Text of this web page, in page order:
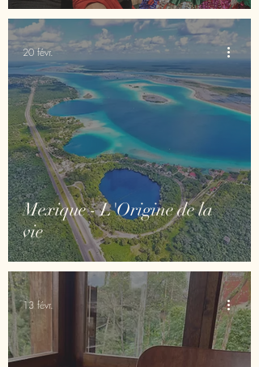
Mexique - L'Origine de la
vie
20 févr.
13 févr.